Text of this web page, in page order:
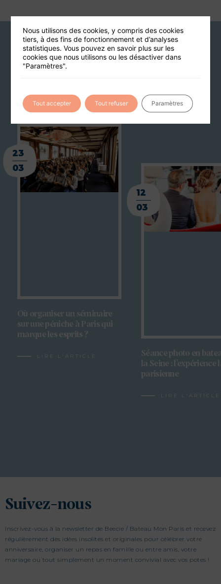
Journal de bord
TOUS LES ARTICLES
Où organiser un séminaire
sur une péniche à Paris qui
marque les esprits ?
23
03
LIRE L'ARTICLE
Séance photo en
la Seine : l’expérience
parisienne
12
03
LIRE L'ARTICLE
Suivez-nous
Inscrivez-vous à la newsletter de Beecie / Bateau Mon Paris et recevez
régulièrement des idées insolites et originales pour célébrer votre
anniversaire, organiser un repas en famille ou entre amis, votre
mariage ou tout simplement un moment convivial avec vos potes !
Nous utilisons des cookies, y compris des cookies
tiers, à des fins de fonctionnement et d’analyses
statistiques. Vous pouvez en savoir plus sur les
cookies que nous utilisons ou les désactiver dans
"Paramètres".
Tout accepter Tout refuser Paramètres